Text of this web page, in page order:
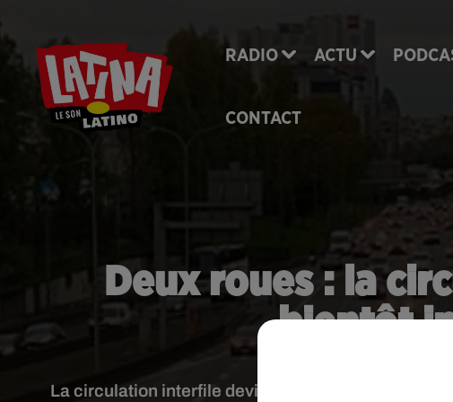
RADIO ACTU
CONTACT
Deux roues : la
bientôt
La circulation interfile devient illégale aux yeux de